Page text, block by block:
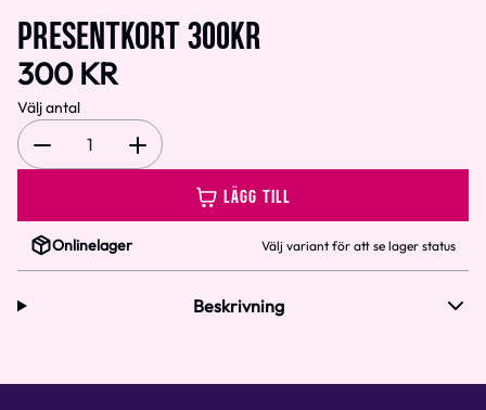
PRESENTKORT 300KR
300 KR
Välj antal
1
LÄGG TILL
Onlinelager Välj variant för att se lager status
Beskrivning